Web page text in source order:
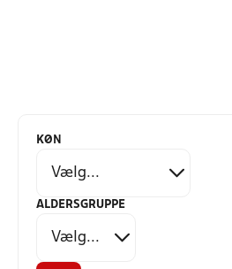
KØN
ALDERSGRUPPE